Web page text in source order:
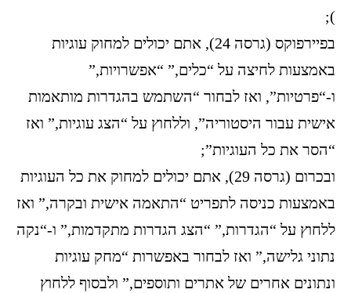
);
בפיירפוקס (גרסה 24), אתם יכולים למחוק עוגיות
באמצעות לחיצה על “כלים,” “אפשרויות,”
ו-“פרטיות”, ואז לבחור “השתמש בהגדרות מותאמות
אישית עבור היסטוריה”, וללחוץ על “הצג עוגיות,” ואז
“הסר את כל העוגיות”;
ובכרום (גרסה 29), אתם יכולים למחוק את כל העוגיות
באמצעות כניסה לתפריט “התאמה אישית ובקרה,” ואז
ללחוץ על “הגדרות,” “הצג הגדרות מתקדמות,” ו-“נקה
נתוני גלישה,” ואז לבחור באפשרות “מחק עוגיות
ונתונים אחרים של אתרים ותוספים,” ולבסוף ללחוץ